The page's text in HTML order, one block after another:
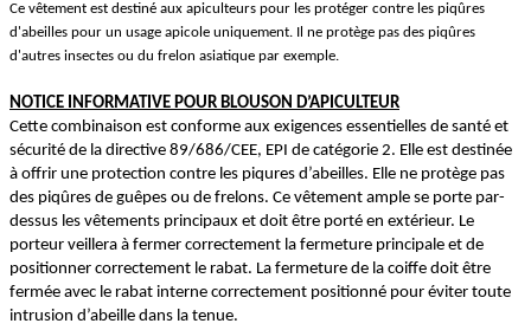
Ce vêtement est destiné aux apiculteurs pour les protéger contre les piqûres
d'abeilles pour un usage apicole uniquement. Il ne protège pas des piqûres
d'autres insectes ou du frelon asiatique par exemple.
NOTICE INFORMATIVE POUR BLOUSON D’APICULTEUR
Cette combinaison est conforme aux exigences essentielles de santé et
sécurité de la directive 89/686/CEE, EPI de catégorie 2. Elle est destinée
à offrir une protection contre les piqures d’abeilles. Elle ne protège pas
des piqûres de guêpes ou de frelons. Ce vêtement ample se porte par-
dessus les vêtements principaux et doit être porté en extérieur. Le
porteur veillera à fermer correctement la fermeture principale et de
positionner correctement le rabat. La fermeture de la coiffe doit être
fermée avec le rabat interne correctement positionné pour éviter toute
intrusion d’abeille dans la tenue.